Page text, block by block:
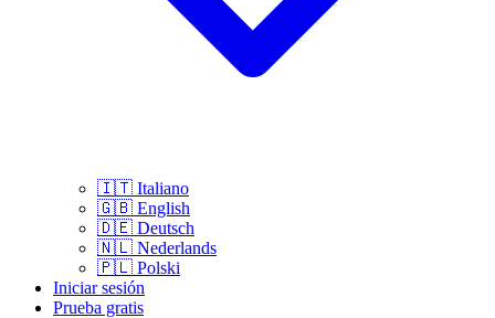
🇮🇹 Italiano
🇬🇧 English
🇩🇪 Deutsch
🇳🇱 Nederlands
🇵🇱 Polski
Iniciar sesión
Prueba gratis